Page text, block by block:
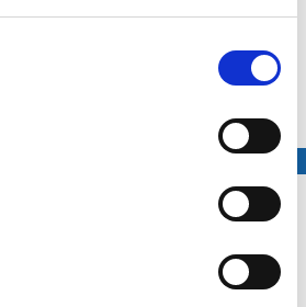
aus dem Breisgau